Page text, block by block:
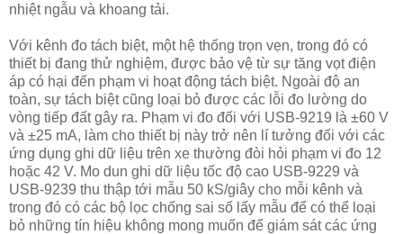
nhiệt ngẫu và khoang tải.
Với kênh đo tách biệt, một hệ thống trọn vẹn, trong đó có
thiết bị đang thử nghiệm, được bảo vệ từ sự tăng vọt điện
áp có hại đến phạm vi hoạt động tách biệt. Ngoài độ an
toàn, sự tách biệt cũng loại bỏ được các lỗi đo lường do
vòng tiếp đất gây ra. Phạm vi đo đối với USB-9219 là ±60 V
và ±25 mA, làm cho thiết bị này trở nên lí tưởng đối với các
ứng dụng ghi dữ liệu trên xe thường đòi hỏi phạm vi đo 12
hoặc 42 V. Mo dun ghi dữ liệu tốc độ cao USB-9229 và
USB-9239 thu thập tới mẫu 50 kS/giây cho mỗi kênh và
trong đó có các bộ lọc chống sai số lấy mẫu để có thể loại
bỏ những tín hiệu không mong muốn để giám sát các ứng